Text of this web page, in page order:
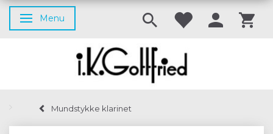
Skifte navigation
Menu
Mundstykke klarinet